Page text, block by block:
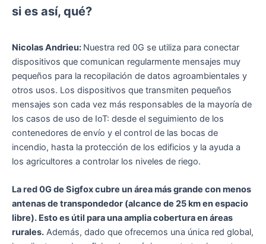
si es así, qué?
Nicolas Andrieu: Nuestra red 0G se utiliza para conectar
dispositivos que comunican regularmente mensajes muy
pequeños para la recopilación de datos agroambientales y
otros usos. Los dispositivos que transmiten pequeños
mensajes son cada vez más responsables de la mayoría de
los casos de uso de IoT: desde el seguimiento de los
contenedores de envío y el control de las bocas de
incendio, hasta la protección de los edificios y la ayuda a
los agricultores a controlar los niveles de riego.
La red 0G de Sigfox cubre un área más grande con menos
antenas de transpondedor (alcance de 25 km en espacio
libre). Esto es útil para una amplia cobertura en áreas
rurales. Además, dado que ofrecemos una única red global,